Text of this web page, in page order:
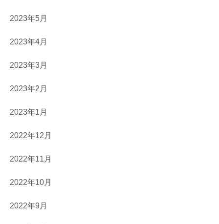
2023年5月
2023年4月
2023年3月
2023年2月
2023年1月
2022年12月
2022年11月
2022年10月
2022年9月